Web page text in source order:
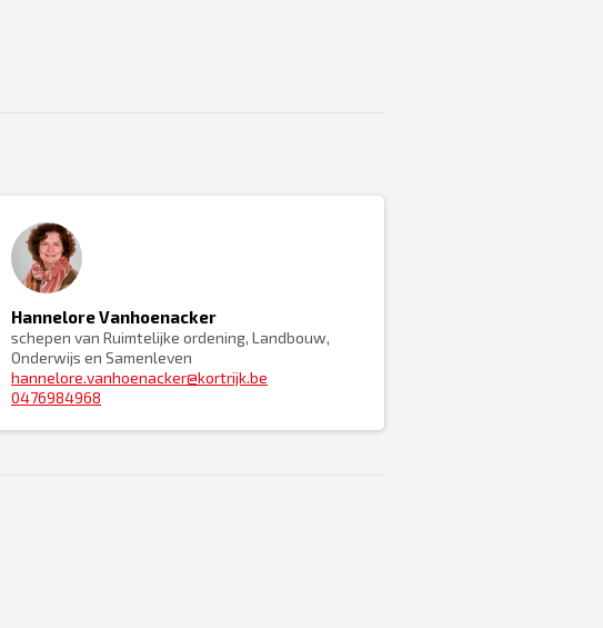
Hannelore Vanhoenacker
schepen van Ruimtelijke ordening, Landbouw,
Onderwijs en Samenleven
hannelore.vanhoenacker@kortrijk.be
0476984968